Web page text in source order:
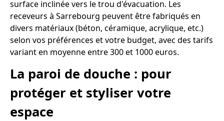
surface inclinée vers le trou d'évacuation. Les
receveurs à Sarrebourg peuvent être fabriqués en
divers matériaux (béton, céramique, acrylique, etc.)
selon vos préférences et votre budget, avec des tarifs
variant en moyenne entre 300 et 1000 euros.
La paroi de douche : pour
protéger et styliser votre
espace